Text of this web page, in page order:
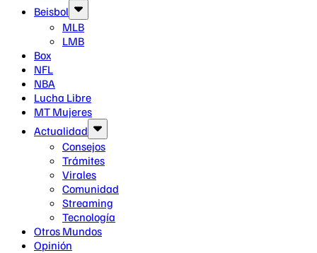
Beisbol
MLB
LMB
Box
NFL
NBA
Lucha Libre
MT Mujeres
Actualidad
Consejos
Trámites
Virales
Comunidad
Streaming
Tecnología
Otros Mundos
Opinión